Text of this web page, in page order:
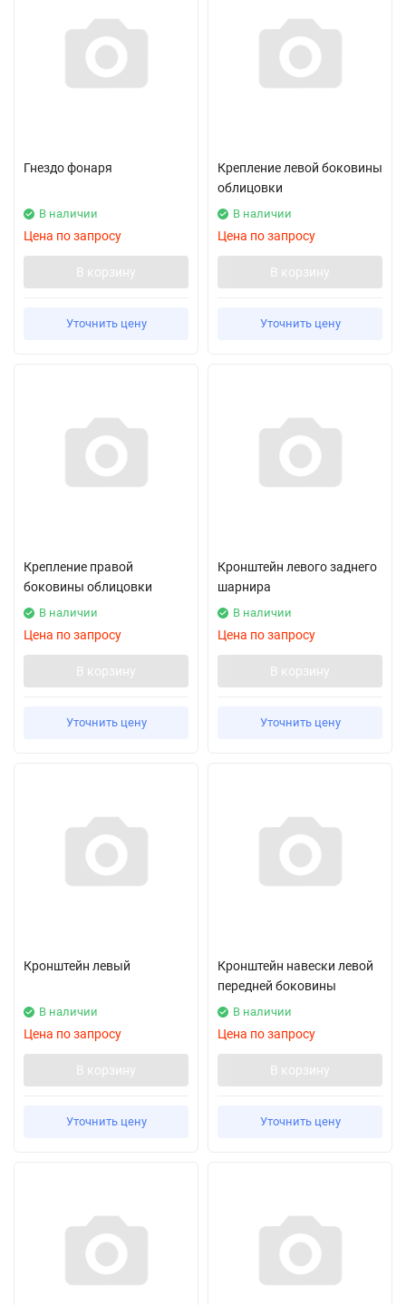
Гнездо фонаря
В наличии
Цена по запросу
В корзину
Уточнить цену
Крепление левой боковины
облицовки
В наличии
Цена по запросу
В корзину
Уточнить цену
Крепление правой
боковины облицовки
В наличии
Цена по запросу
В корзину
Уточнить цену
Кронштейн левого заднего
шарнира
В наличии
Цена по запросу
В корзину
Уточнить цену
Кронштейн левый
В наличии
Цена по запросу
В корзину
Уточнить цену
Кронштейн навески левой
передней боковины
В наличии
Цена по запросу
В корзину
Уточнить цену